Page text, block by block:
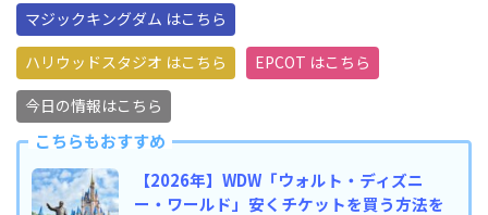
マジックキングダム はこちら
ハリウッドスタジオ はこちら
EPCOT はこちら
今日の情報はこちら
こちらもおすすめ
【2026年】WDW「ウォルト・ディズニ
ー・ワールド」安くチケットを買う方法を